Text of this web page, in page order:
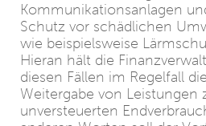
Kommunikationsanlagen
Schutz vor schädlichen
wie beispielsweise
Hieran hält die
diesen Fällen im Regelfall
Weitergabe von Leistungen
unversteuerten